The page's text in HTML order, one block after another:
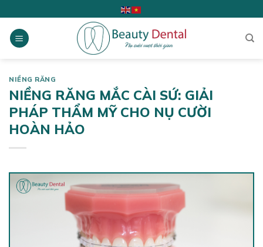
to
content
NIỀNG RĂNG
NIỀNG RĂNG MẮC CÀI SỨ: GIẢI
PHÁP THẨM MỸ CHO NỤ CƯỜI
HOÀN HẢO